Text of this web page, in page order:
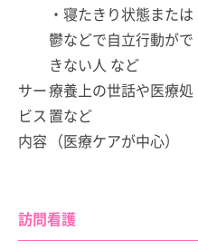
・寝たきり状態または
鬱などで自立行動がで
きない人 など
サー
ビス
内容
療養上の世話や医療処
置など
（医療ケアが中心）
訪問看護